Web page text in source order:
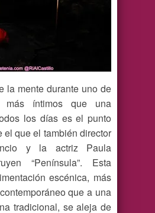
la mente durante uno de
más íntimos que una
los días es el punto
el que el también director
y la actriz Paula
“Península”. Esta
escénica, más
que a una
tradicional, se aleja de